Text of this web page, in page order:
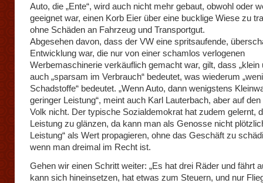
Auto, die „Ente“, wird auch nicht mehr gebaut, obwohl oder
geeignet war, einen Korb Eier über eine bucklige Wiese zu
ohne Schäden an Fahrzeug und Transportgut.
Abgesehen davon, dass der VW eine spritsaufende,
Entwicklung war, die nur von einer schamlos verlogenen
Werbemaschinerie verkäuflich gemacht war, gilt, dass „klein
auch „sparsam im Verbrauch“ bedeutet, was wiederum
Schadstoffe“ bedeutet. „Wenn Auto, dann wenigstens
geringer Leistung“, meint auch Karl Lauterbach, aber auf
Volk nicht. Der typische Sozialdemokrat hat zudem gelernt,
Leistung zu glänzen, da kann man als Genosse nicht
Leistung“ als Wert propagieren, ohne das Geschäft zu
wenn man dreimal im Recht ist.
Gehen wir einen Schritt weiter: „Es hat drei Räder und fährt
kann sich hineinsetzen, hat etwas zum Steuern, und nur